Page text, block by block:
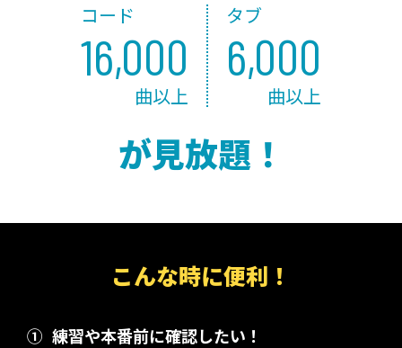
コード
16,000
曲以上
タブ
6,000
曲以上
が見放題！
こんな時に便利！
① 練習や本番前に確認したい！